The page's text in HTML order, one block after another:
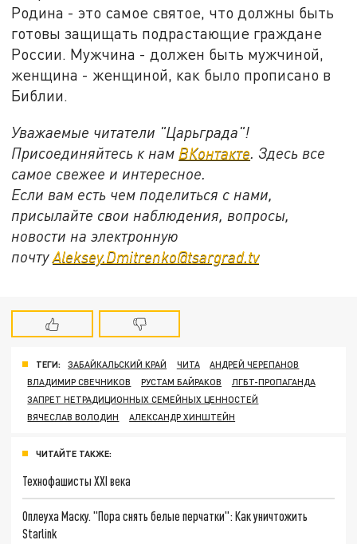
Родина - это самое святое, что должны быть
готовы защищать подрастающие граждане
России. Мужчина - должен быть мужчиной,
женщина - женщиной, как было прописано в
Библии.
Уважаемые читатели "Царьграда"!
Присоединяйтесь к нам ВКонтакте. Здесь все
самое свежее и интересное.
Если вам есть чем поделиться с нами,
присылайте свои наблюдения, вопросы,
новости на электронную
почтуAleksey.Dmitrenko@tsargrad.tv
ТЕГИ: ЗАБАЙКАЛЬСКИЙ КРАЙ ЧИТА
АНДРЕЙ ЧЕРЕПАНОВ
ВЛАДИМИР СВЕЧНИКОВ
РУСТАМ БАЙРАКОВ
ЛГБТ-ПРОПАГАНДА
ЗАПРЕТ НЕТРАДИЦИОННЫХ СЕМЕЙНЫХ ЦЕННОСТЕЙ
ВЯЧЕСЛАВ ВОЛОДИН
АЛЕКСАНДР ХИНШТЕЙН
ЧИТАЙТЕ ТАКЖЕ:
Технофашисты XXI века
Оплеуха Маску. "Пора снять белые перчатки": Как уничтожить
Starlink